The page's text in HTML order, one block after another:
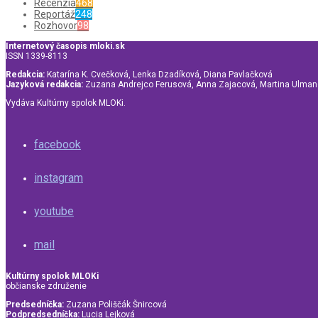
Recenzia468
Reportáž248
Rozhovor98
Internetový časopis mloki.sk
ISSN 1339-8113
Redakcia: Katarína K. Cvečková, Lenka Dzadíková, Diana Pavlačková
Jazyková redakcia: Zuzana Andrejco Ferusová, Anna Zajacová, Martina
Vydáva Kultúrny spolok MLOKi.
facebook
instagram
youtube
mail
Kultúrny spolok MLOKi
občianske združenie
Predsedníčka: Zuzana Poliščák Šnircová
Podpredsedníčka: Lucia Lejková